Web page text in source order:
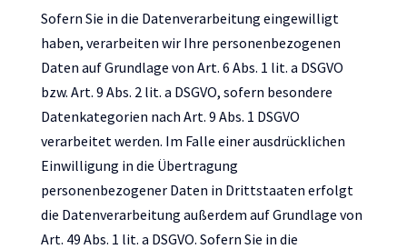
Sofern Sie in die Datenverarbeitung eingewilligt
haben, verarbeiten wir Ihre personenbezogenen
Daten auf Grundlage von Art. 6 Abs. 1 lit. a DSGVO
bzw. Art. 9 Abs. 2 lit. a DSGVO, sofern besondere
Datenkategorien nach Art. 9 Abs. 1 DSGVO
verarbeitet werden. Im Falle einer ausdrücklichen
Einwilligung in die Übertragung
personenbezogener Daten in Drittstaaten erfolgt
die Datenverarbeitung außerdem auf Grundlage von
Art. 49 Abs. 1 lit. a DSGVO. Sofern Sie in die